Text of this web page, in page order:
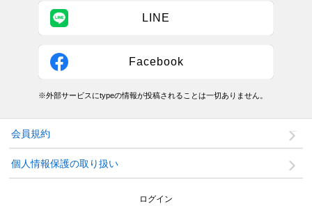
LINE
Facebook
※外部サービスにtypeの情報が投稿されることは一切ありません。
会員規約
個人情報保護の取り扱い
ログイン